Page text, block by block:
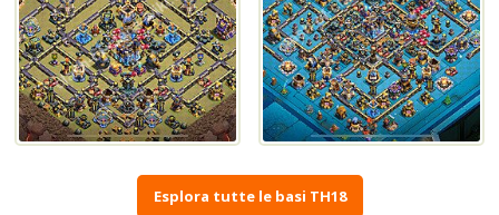
Esplora tutte le basi TH18